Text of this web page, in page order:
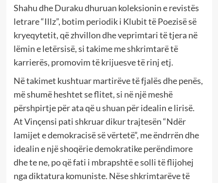
Shahu dhe Duraku dhuruan koleksionin e revistës
letrare “Illz”, botim periodik i Klubit të Poezisë së
kryeqytetit, që zhvillon dhe veprimtari të tjera në
lëmin e letërsisë, si takime me shkrimtarë të
karrierës, promovim të krijuesve të rinj etj.
Në takimet kushtuar martirëve të fjalës dhe penës,
më shumë heshtet se flitet, si në një meshë
përshpirtje për ata që u shuan për idealin e lirisë.
At Vinçensi pati shkruar dikur trajtesën “Ndër
lamijet e demokracisë së vërtetë”, me ëndrrën dhe
idealin e një shoqërie demokratike perëndimore
dhe te ne, po që fati i mbrapshtë e solli të flijohej
nga diktatura komuniste. Nëse shkrimtarëve të